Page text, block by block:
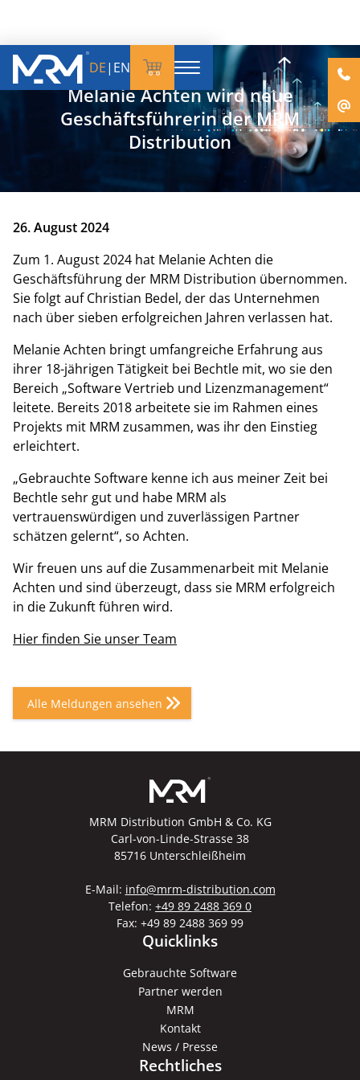
DE| EN
Melanie Achten wird neue
Geschäftsführerin der MRM
Distribution
26. August 2024
Zum 1. August 2024 hat Melanie Achten die
Geschäftsführung der MRM Distribution übernommen.
Sie folgt auf Christian Bedel, der das Unternehmen
nach über sieben erfolgreichen Jahren verlassen hat.
Melanie Achten bringt umfangreiche Erfahrung aus
ihrer 18-jährigen Tätigkeit bei Bechtle mit, wo sie den
Bereich „Software Vertrieb und Lizenzmanagement“
leitete. Bereits 2018 arbeitete sie im Rahmen eines
Projekts mit MRM zusammen, was ihr den Einstieg
erleichtert.
„Gebrauchte Software kenne ich aus meiner Zeit bei
Bechtle sehr gut und habe MRM als
vertrauenswürdigen und zuverlässigen Partner
schätzen gelernt“, so Achten.
Wir freuen uns auf die Zusammenarbeit mit Melanie
Achten und sind überzeugt, dass sie MRM erfolgreich
in die Zukunft führen wird.
Hier finden Sie unser Team
Alle Meldungen ansehen
MRM Distribution GmbH & Co. KG
Carl-von-Linde-Strasse 38
85716 Unterschleißheim
E-Mail: info@mrm-distribution.com
Telefon: +49 89 2488 369 0
Fax: +49 89 2488 369 99
Quicklinks
Gebrauchte Software
Partner werden
MRM
Kontakt
News / Presse
Rechtliches